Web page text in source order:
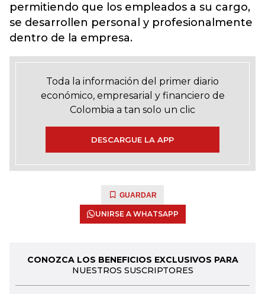
permitiendo que los empleados a su cargo,
se desarrollen personal y profesionalmente
dentro de la empresa.
Toda la información del primer diario
económico, empresarial y financiero de
Colombia a tan solo un clic
DESCARGUE LA APP
GUARDAR
UNIRSE A WHATSAPP
CONOZCA LOS BENEFICIOS EXCLUSIVOS PARA
NUESTROS SUSCRIPTORES